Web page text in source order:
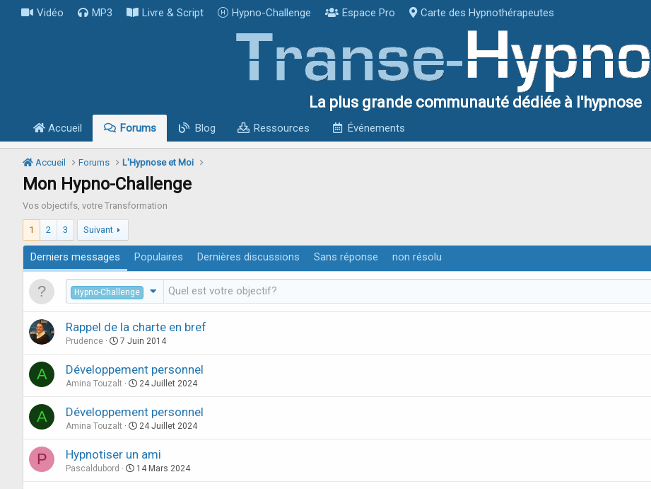
Vidéo MP3 Livre & Script Hypno-Challenge Espace Pro Carte des Hypnothérapeutes
La plus grande communauté dédiée à l'hypnose
Accueil Forums Blog Ressources Événements
Accueil Forums L'Hypnose et Moi
Mon Hypno-Challenge
Vos objectifs, votre Transformation
1 2 3 Suivant
Derniers messages Populaires Dernières discussions Sans réponse non résolu
Hypno-Challenge
Rappel de la charte en bref
Prudence 7 Juin 2014
A Développement personnel
Amina Touzalt 24 Juillet 2024
A Développement personnel
Amina Touzalt 24 Juillet 2024
P Hypnotiser un ami
Pascaldubord 14 Mars 2024